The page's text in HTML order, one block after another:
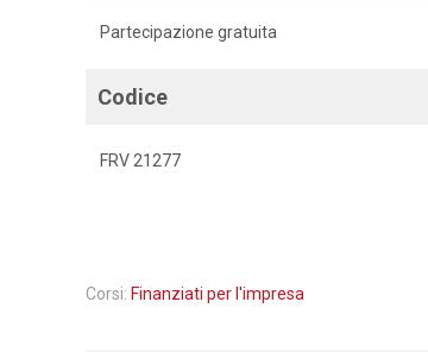
Partecipazione gratuita
Codice
FRV 21277
Corsi: Finanziati per l'impresa